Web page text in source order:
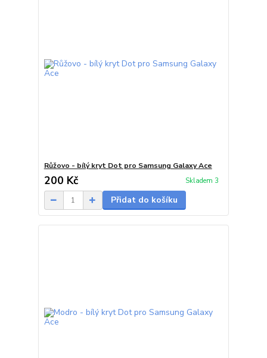
Růžovo - bílý kryt Dot pro Samsung Galaxy Ace
200 Kč Skladem 3
Přidat do košíku